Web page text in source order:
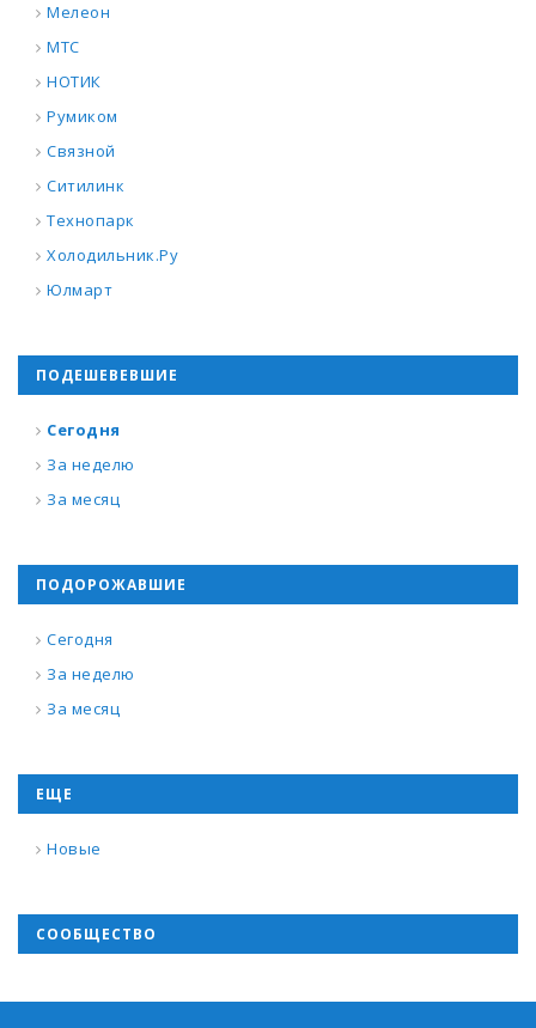
Мелеон
МТС
НОТИК
Румиком
Связной
Ситилинк
Технопарк
Холодильник.Ру
Юлмарт
ПОДЕШЕВЕВШИЕ
Сегодня
За неделю
За месяц
ПОДОРОЖАВШИЕ
Сегодня
За неделю
За месяц
ЕЩЕ
Новые
СООБЩЕСТВО